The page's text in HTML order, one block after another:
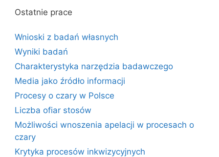
Ostatnie prace
Wnioski z badań własnych
Wyniki badań
Charakterystyka narzędzia badawczego
Media jako źródło informacji
Procesy o czary w Polsce
Liczba ofiar stosów
Możliwości wnoszenia apelacji w procesach o
czary
Krytyka procesów inkwizycyjnych